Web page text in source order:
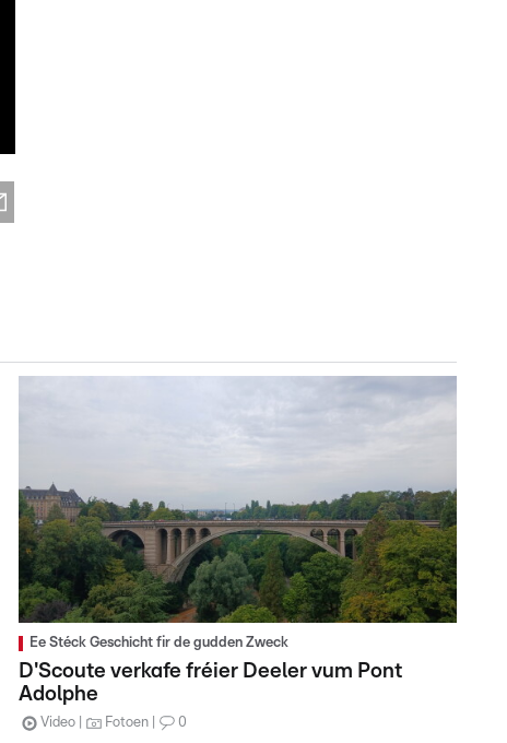
Ee Stéck Geschicht fir de gudden Zweck
D'Scoute verkafe fréier Deeler vum Pont
Adolphe
Video Fotoen 0